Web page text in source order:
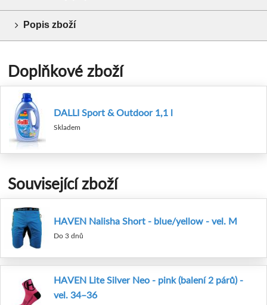
Popis zboží
Doplňkové zboží
DALLI Sport & Outdoor 1,1 l
Skladem
Související zboží
HAVEN Nalisha Short - blue/yellow - vel. M
Do 3 dnů
HAVEN Lite Silver Neo - pink (balení 2 párů) -
vel. 34–36